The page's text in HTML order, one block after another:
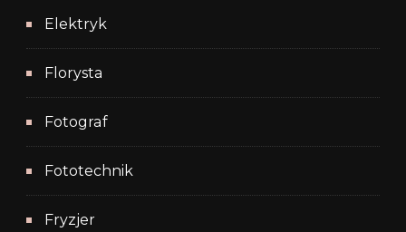
Elektryk
Florysta
Fotograf
Fototechnik
Fryzjer